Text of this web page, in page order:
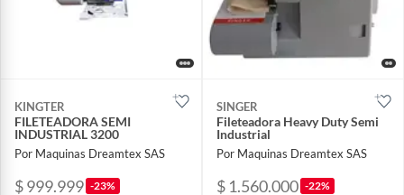
KINGTER
FILETEADORA SEMI
INDUSTRIAL 3200
Por Maquinas Dreamtex SAS
$ 999.999 -23%
SINGER
Fileteadora Heavy Duty Semi
Industrial
Por Maquinas Dreamtex SAS
$ 1.560.000 -22%